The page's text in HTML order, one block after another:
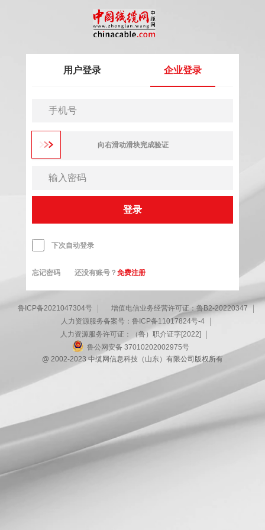
用户登录 企业登录
向右滑动滑块完成验证
登录
下次自动登录
忘记密码 还没有账号？ 免费注册
鲁ICP备2021047304号
增值电信业务经营许可证：鲁B2-20220347
人力资源服务备案号：鲁ICP备11017824号-4
人力资源服务许可证：（鲁）职介证字[2022]
鲁公网安备 37010202002975号
@ 2002-2023 中缆网信息科技（山东）有限公司版权所有